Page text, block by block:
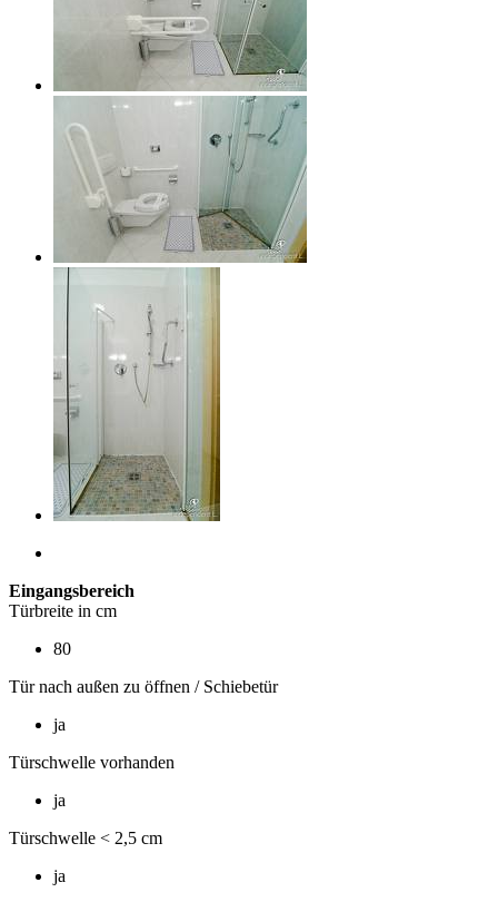
Eingangsbereich
Türbreite in cm
80
Tür nach außen zu öffnen / Schiebetür
ja
Türschwelle vorhanden
ja
Türschwelle < 2,5 cm
ja